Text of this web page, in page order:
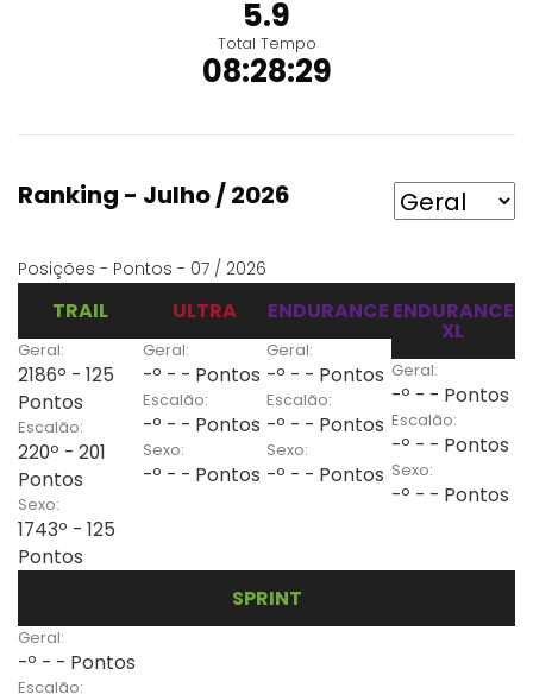
5.9
Total Tempo
08:28:29
Ranking - Julho / 2026
Posições - Pontos - 07 / 2026
TRAIL
Geral:
2186º - 125
Pontos
Escalão:
220º - 201
Pontos
Sexo:
1743º - 125
Pontos
ULTRA
Geral:
-º - - Pontos
Escalão:
-º - - Pontos
Sexo:
-º - - Pontos
ENDURANCE
Geral:
-º - - Pontos
Escalão:
-º - - Pontos
Sexo:
-º - - Pontos
ENDURANCE
XL
Geral:
-º - - Pontos
Escalão:
-º - - Pontos
Sexo:
-º - - Pontos
SPRINT
Geral:
-º - - Pontos
Escalão: